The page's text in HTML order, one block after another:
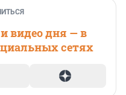
видео дня — в
сетях